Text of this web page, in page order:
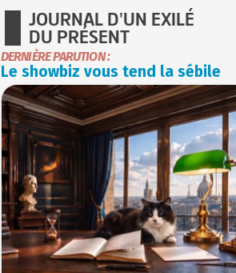
JOURNAL D'UN EXILÉ
DU PRÉSENT
DERNIÈRE PARUTION :
Le showbiz vous tend la sébile